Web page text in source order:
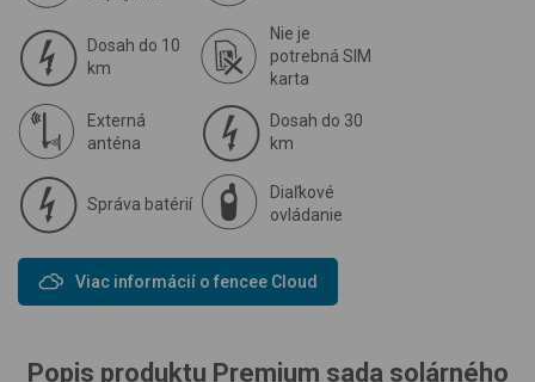
Dosah do 10
km
Nie je
potrebná SIM
karta
Externá
anténa
Dosah do 30
km
Správa batérií
Diaľkové
ovládanie
Viac informácií o fencee Cloud
Popis produktu Premium sada solárného